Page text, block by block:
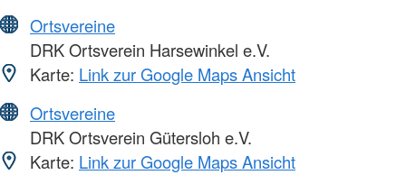
Ortsvereine
DRK Ortsverein Harsewinkel e.V.
Karte: Link zur Google Maps Ansicht
Ortsvereine
DRK Ortsverein Gütersloh e.V.
Karte: Link zur Google Maps Ansicht